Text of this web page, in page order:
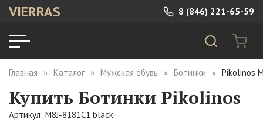
VIERRAS 8 (846) 221-65-59
Главная Каталог Мужская обувь Ботинки Pikolinos
Купить Ботинки Pikolinos
Артикул: M8J-8181C1 black